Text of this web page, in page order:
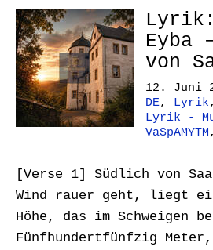
Eyba
von
12. Juni
DE, Lyrik
Lyrik -
VaSpAMYTM
[Verse 1] Südlich von
Wind rauer geht, liegt
Höhe, das im Schweigen
Fünfhundertfünfzig Meter,